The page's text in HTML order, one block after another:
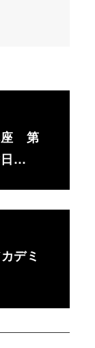
座 第
日…
デミ